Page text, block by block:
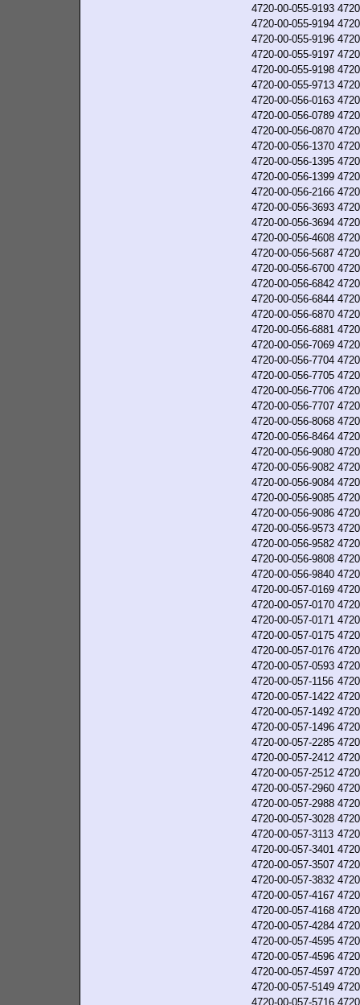
4720-00-055-9193
4720-00-055-9194
4720-00-055-9196
4720-00-055-9197
4720-00-055-9198
4720-00-055-9713
4720-00-056-0163
4720-00-056-0789
4720-00-056-0870
4720-00-056-1370
4720-00-056-1395
4720-00-056-1399
4720-00-056-2166
4720-00-056-3693
4720-00-056-3694
4720-00-056-4608
4720-00-056-5687
4720-00-056-6700
4720-00-056-6842
4720-00-056-6844
4720-00-056-6870
4720-00-056-6881
4720-00-056-7069
4720-00-056-7704
4720-00-056-7705
4720-00-056-7706
4720-00-056-7707
4720-00-056-8068
4720-00-056-8464
4720-00-056-9080
4720-00-056-9082
4720-00-056-9084
4720-00-056-9085
4720-00-056-9086
4720-00-056-9573
4720-00-056-9582
4720-00-056-9808
4720-00-056-9840
4720-00-057-0169
4720-00-057-0170
4720-00-057-0171
4720-00-057-0175
4720-00-057-0176
4720-00-057-0593
4720-00-057-1156
4720-00-057-1422
4720-00-057-1492
4720-00-057-1496
4720-00-057-2285
4720-00-057-2412
4720-00-057-2512
4720-00-057-2960
4720-00-057-2988
4720-00-057-3028
4720-00-057-3113
4720-00-057-3401
4720-00-057-3507
4720-00-057-3832
4720-00-057-4167
4720-00-057-4168
4720-00-057-4284
4720-00-057-4595
4720-00-057-4596
4720-00-057-4597
4720-00-057-5149
4720-00-057-5716